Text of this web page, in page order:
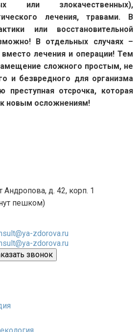
или злокачественных),
лечения, травами. В
или восстановительной
В отдельных случаях –
лечения и операции! Тем
сложного простым, не
и безвредного для организма
преступная отсрочка, которая
к новым осложнениям!
Андропова, д. 42, корп. 1
пешком)
zdorova.ru
zdorova.ru
звонок